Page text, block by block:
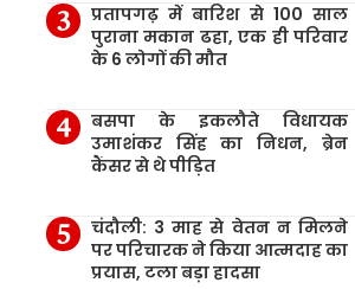
प्रतापगढ़ में बारिश से 100 साल
पुराना मकान ढहा, एक ही परिवार
के 6 लोगों की मौत
बसपा के इकलौते विधायक
उमाशंकर सिंह का निधन, ब्रेन
कैंसर से थे पीड़ित
चंदौली: 3 माह से वेतन न मिलने
पर परिचारक ने किया आत्मदाह का
प्रयास, टला बड़ा हादसा